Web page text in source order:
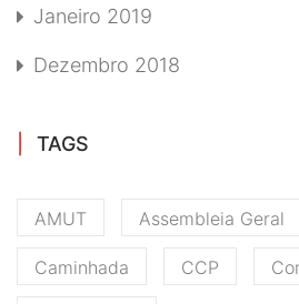
Janeiro 2019
Dezembro 2018
TAGS
AMUT Assembleia Geral
Caminhada CCP